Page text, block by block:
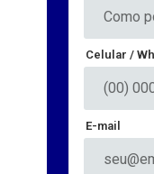
Celular /
E-mail